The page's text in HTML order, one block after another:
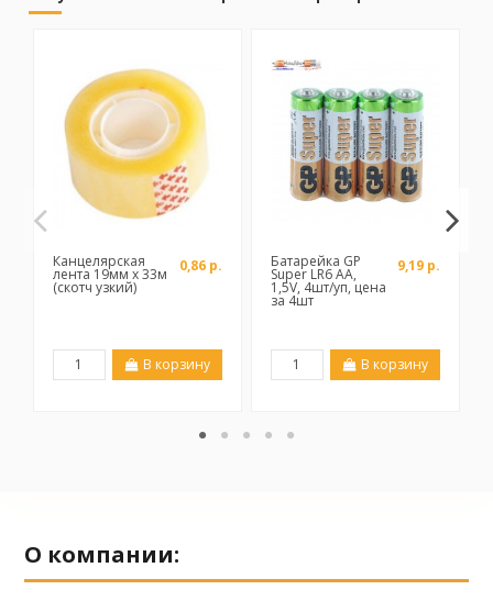
Канцелярская
лента 19мм х 33м
(скотч узкий)
0,86 р.
В корзину
Батарейка GP
Super LR6 AA,
1,5V, 4шт/уп, цена
за 4шт
9,19 р.
В корзину
О компании: